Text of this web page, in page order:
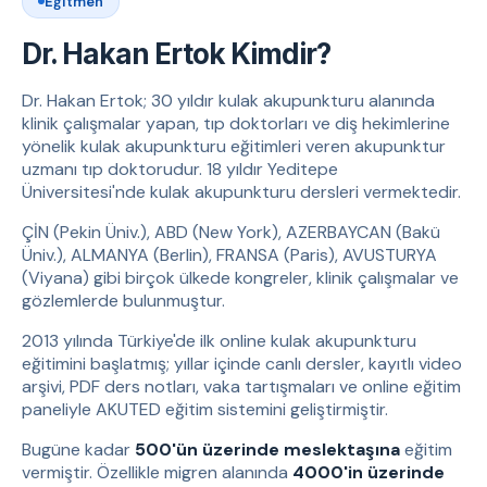
Dr. Hakan Ertok Kimdir?
Dr. Hakan Ertok; 30 yıldır kulak akupunkturu alanında
klinik çalışmalar yapan, tıp doktorları ve diş hekimlerine
yönelik kulak akupunkturu eğitimleri veren akupunktur
uzmanı tıp doktorudur. 18 yıldır Yeditepe
Üniversitesi'nde kulak akupunkturu dersleri vermektedir.
ÇİN (Pekin Üniv.), ABD (New York), AZERBAYCAN (Bakü
Üniv.), ALMANYA (Berlin), FRANSA (Paris), AVUSTURYA
(Viyana) gibi birçok ülkede kongreler, klinik çalışmalar ve
gözlemlerde bulunmuştur.
2013 yılında Türkiye'de ilk online kulak akupunkturu
eğitimini başlatmış; yıllar içinde canlı dersler, kayıtlı video
arşivi, PDF ders notları, vaka tartışmaları ve online eğitim
paneliyle AKUTED eğitim sistemini geliştirmiştir.
Bugüne kadar 500'ün üzerinde meslektaşınaeğitim
vermiştir. Özellikle migren alanında 4000'in üzerinde